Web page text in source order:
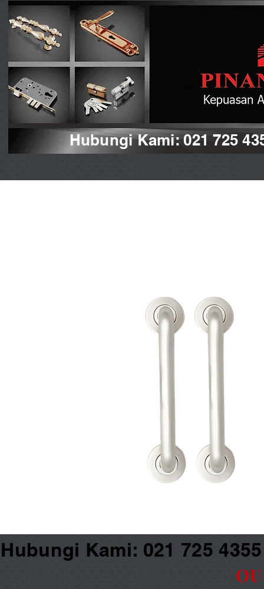
Hubungi Kami: 021 725
Kami: 021 725